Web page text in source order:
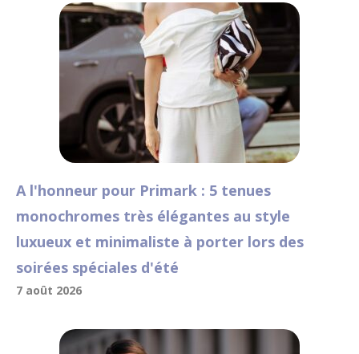
A l'honneur pour Primark : 5 tenues
monochromes très élégantes au style
luxueux et minimaliste à porter lors des
soirées spéciales d'été
7 août 2026